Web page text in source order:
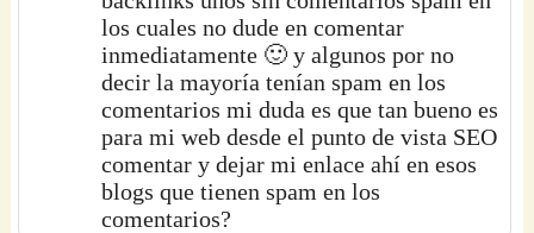
los cuales no dude en comentar
inmediatamente 🙂 y algunos por no
decir la mayoría tenían spam en los
comentarios mi duda es que tan bueno es
para mi web desde el punto de vista SEO
comentar y dejar mi enlace ahí en esos
blogs que tienen spam en los
comentarios?